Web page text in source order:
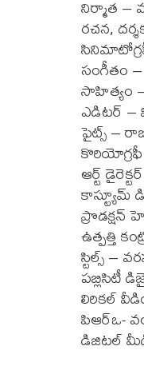
నిర్మాత –
రచన,
సంగీతం
సాహిత్యం
ఎడిటర్ –
ఫైట్స్ –
ఆర్ట్
కాస్ట్యూమ్
ఉత్పత్తి
స్టిల్స్ –
పబ్లిసిటీ
లిరికల్
పిఆర్ఒ-
డిజిటల్